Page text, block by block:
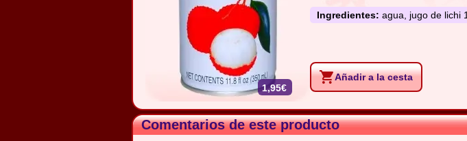
1,95€
Ingredientes: agua, jugo de lichi
Añadir a la cesta
Comentarios de este producto